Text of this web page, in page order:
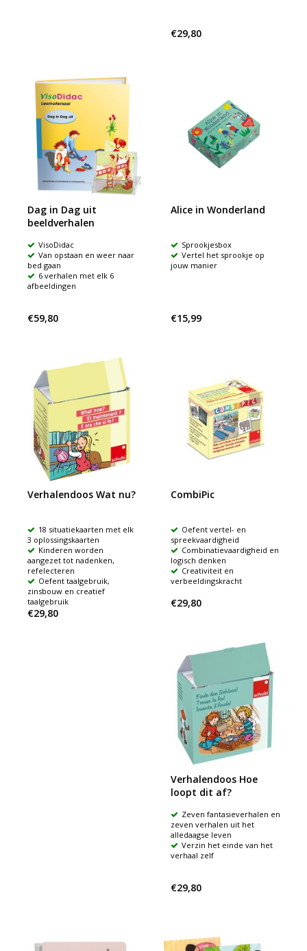
€29,80
Dag in Dag uit
beeldverhalen
VisoDidac
Van opstaan en weer naar
bed gaan
6 verhalen met elk 6
afbeeldingen
€59,80
Alice in Wonderland
Sprookjesbox
Vertel het sprookje op
jouw manier
€15,99
Verhalendoos Wat nu?
18 situatiekaarten met elk
3 oplossingskaarten
Kinderen worden
aangezet tot nadenken,
refelecteren
Oefent taalgebruik,
zinsbouw en creatief
taalgebruik
€29,80
CombiPic
Oefent vertel- en
spreekvaardigheid
Combinatievaardigheid en
logisch denken
Creativiteit en
verbeeldingskracht
€29,80
Verhalendoos Hoe
loopt dit af?
Zeven fantasieverhalen en
zeven verhalen uit het
alledaagse leven
Verzin het einde van het
verhaal zelf
€29,80